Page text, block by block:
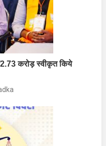
करोड़ स्वीकृत किये